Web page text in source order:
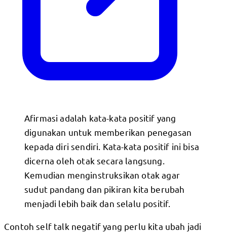
Afirmasi adalah kata-kata positif yang
digunakan untuk memberikan penegasan
kepada diri sendiri. Kata-kata positif ini bisa
dicerna oleh otak secara langsung.
Kemudian menginstruksikan otak agar
sudut pandang dan pikiran kita berubah
menjadi lebih baik dan selalu positif.
Contoh self talk negatif yang perlu kita ubah jadi